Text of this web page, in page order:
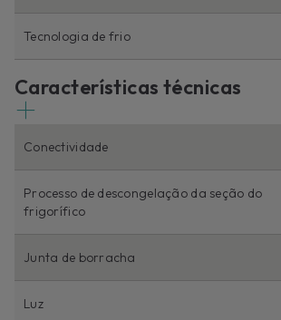
Tecnologia de frio
Características técnicas
Conectividade
Processo de descongelação da seção do
frigorífico
Junta de borracha
Luz